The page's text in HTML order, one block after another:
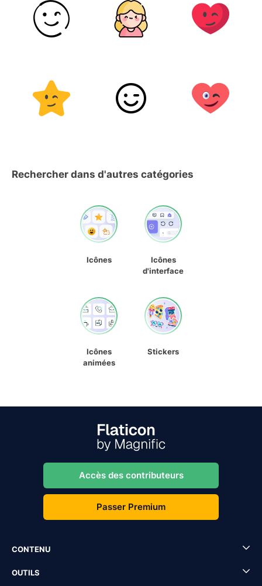
Rechercher dans d'autres catégories
Icônes
Icônes
d'interface
Icônes
animées
Stickers
Accès des contributeurs
Passer Premium
CONTENU
OUTILS